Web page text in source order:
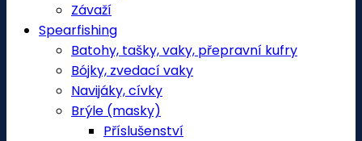
Závaží
Spearfishing
Batohy, tašky, vaky, přepravní kufry
Bójky, zvedací vaky
Navijáky, cívky
Brýle (masky)
Příslušenství